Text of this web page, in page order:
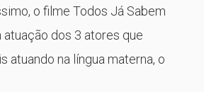
o filme Todos Já Sabem
dos 3 atores que
atuando na língua materna, o